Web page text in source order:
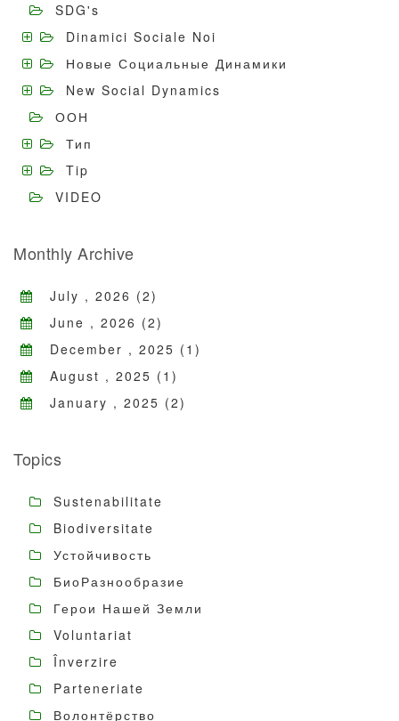
SDG's
Dinamici Sociale Noi
Новые Социальные Динамики
New Social Dynamics
ООН
Тип
Tip
VIDEO
Monthly Archive
July , 2026 (2)
June , 2026 (2)
December , 2025 (1)
August , 2025 (1)
January , 2025 (2)
Topics
Sustenabilitate
Biodiversitate
Устойчивость
БиоРазнообразие
Герои Нашей Земли
Voluntariat
Înverzire
Parteneriate
Волонтёрство